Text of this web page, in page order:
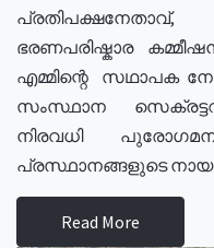
ഭരണപരിഷ്കാര
എമ്മിന്റെ സഥാപക
സംസ്ഥാന
നിരവധി
പ്രസ്ഥാനങ്ങളുടെ
Read More